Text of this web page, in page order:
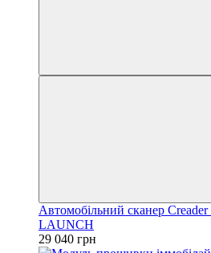
Автомобільний сканер
LAUNCH
29 040 грн